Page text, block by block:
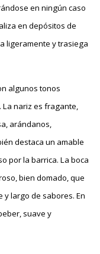
en ningún caso
en depósitos de
ligeramente y trasiega
algunos tonos
nariz es fragante,
arándanos,
destaca un amable
por la barrica. La boca
bien domado, que
largo de sabores. En
suave y